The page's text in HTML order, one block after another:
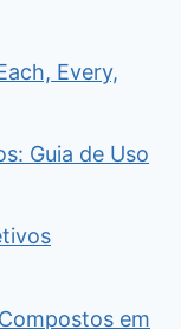
Every,
Guia de Uso
em